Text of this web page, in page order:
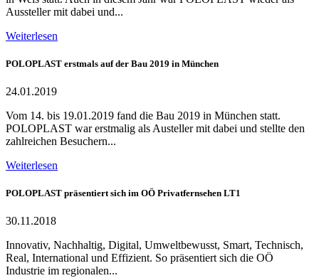
Aussteller mit dabei und...
Weiterlesen
POLOPLAST erstmals auf der Bau 2019 in München
24.01.2019
Vom 14. bis 19.01.2019 fand die Bau 2019 in München statt.
POLOPLAST war erstmalig als Austeller mit dabei und stellte den
zahlreichen Besuchern...
Weiterlesen
POLOPLAST präsentiert sich im OÖ Privatfernsehen LT1
30.11.2018
Innovativ, Nachhaltig, Digital, Umweltbewusst, Smart, Technisch,
Real, International und Effizient. So präsentiert sich die OÖ
Industrie im regionalen...